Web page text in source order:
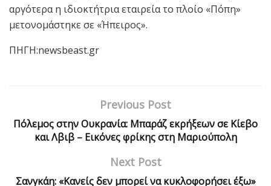
αργότερα η ιδιοκτήτρια εταιρεία το πλοίο «Πόπη»
μετονομάστηκε σε «Ήπειρος».
ΠΗΓΗ:newsbeast.gr
Previous Post
Πόλεμος στην Ουκρανία: Μπαράζ εκρήξεων σε Κίεβο
και Λβιβ – Εικόνες φρίκης στη Μαριούπολη
Next Post
Σανγκάη: «Κανείς δεν μπορεί να κυκλοφορήσει έξω»